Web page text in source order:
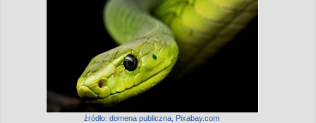
źródło: domena publiczna, Pixabay.com